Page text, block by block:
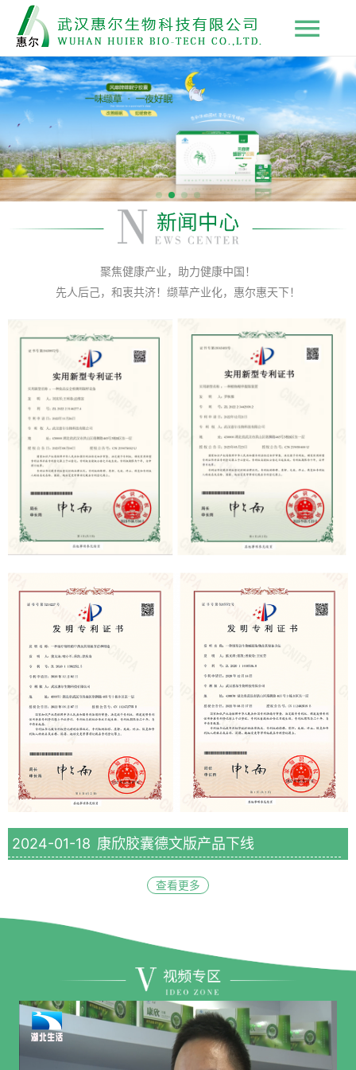
聚焦健康产业，助力健康中国！
先人后己，和衷共济！缬草产业化，惠尔惠天下！
2024-01-18 康欣胶囊德文版产品下线
查看更多